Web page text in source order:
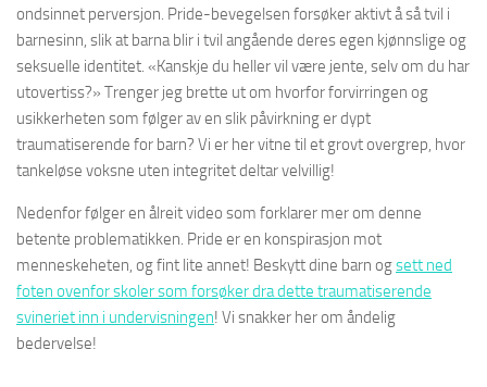
ondsinnet perversjon. Pride-bevegelsen forsøker aktivt å så tvil i
barnesinn, slik at barna blir i tvil angående deres egen kjønnslige og
seksuelle identitet. «Kanskje du heller vil være jente, selv om du har
utovertiss?» Trenger jeg brette ut om hvorfor forvirringen og
usikkerheten som følger av en slik påvirkning er dypt
traumatiserende for barn? Vi er her vitne til et grovt overgrep, hvor
tankeløse voksne uten integritet deltar velvillig!
Nedenfor følger en ålreit video som forklarer mer om denne
betente problematikken. Pride er en konspirasjon mot
menneskeheten, og fint lite annet! Beskytt dine barn ogsett ned
foten ovenfor skoler som forsøker dradette traumatiserende
svineriet inn i undervisningen! Vi snakker her om åndelig
bedervelse!